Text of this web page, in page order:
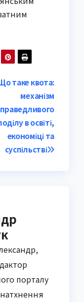
таке квота:
механізм
в освіті,
економіці та
суспільстві
порталу